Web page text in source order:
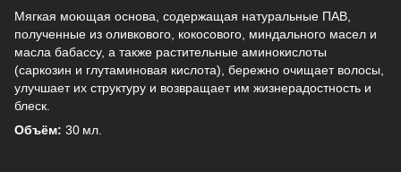
Мягкая моющая основа, содержащая натуральные ПАВ,
полученные из оливкового, кокосового, миндального масел и
масла бабассу, а также растительные аминокислоты
(саркозин и глутаминовая кислота), бережно очищает волосы,
улучшает их структуру и возвращает им жизнерадостность и
блеск.
Объём: 30 мл.